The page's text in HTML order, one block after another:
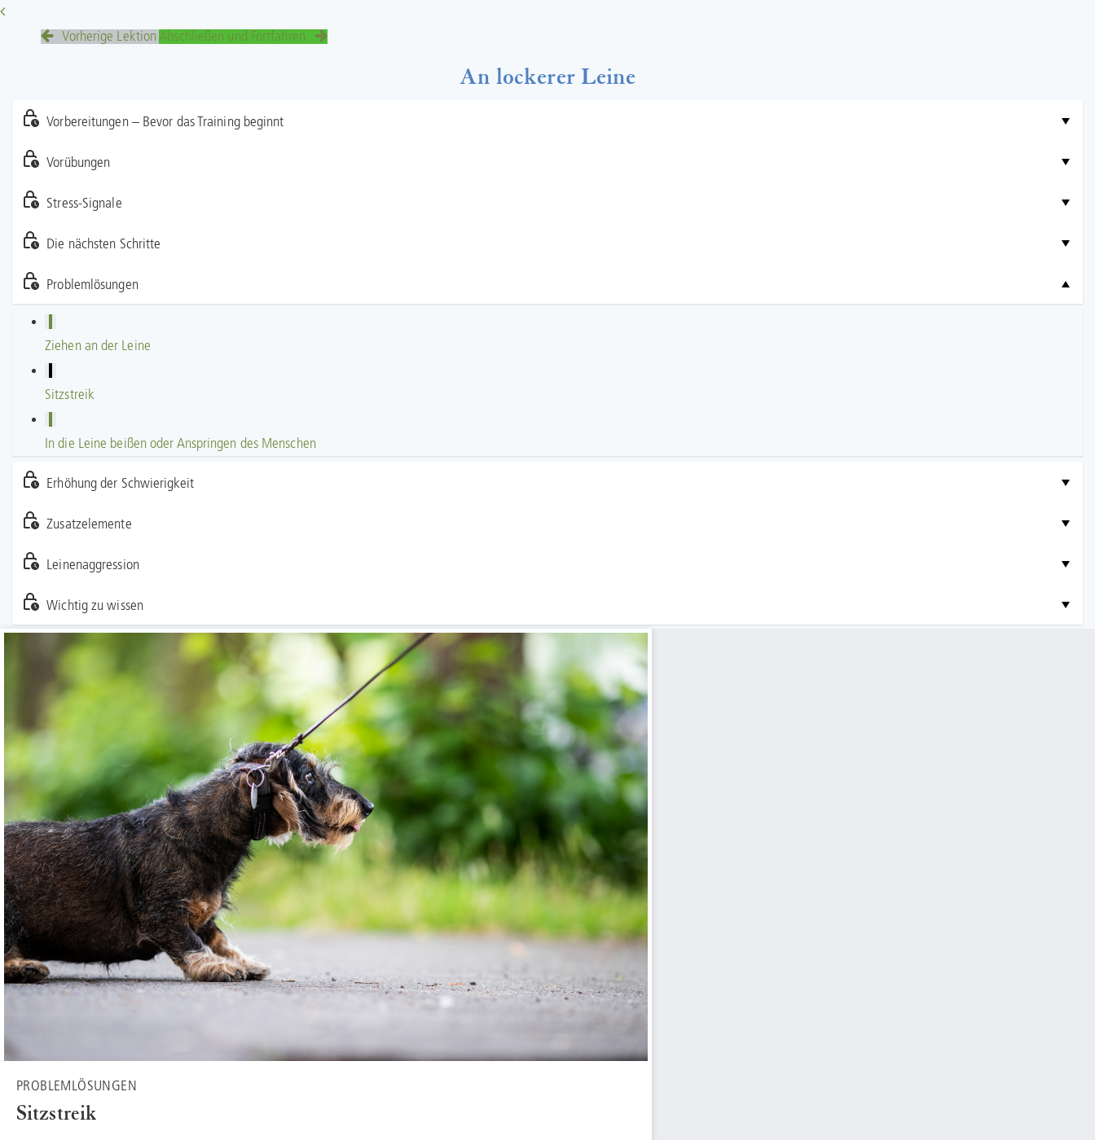
Vorherige Lektion Abschließen und Fortfahren
An lockerer Leine
Vorbereitungen – Bevor das Training beginnt
Vorübungen
Stress-Signale
Die nächsten Schritte
Problemlösungen
Ziehen an der Leine
Sitzstreik
In die Leine beißen oder Anspringen des Menschen
Erhöhung der Schwierigkeit
Zusatzelemente
Leinenaggression
Wichtig zu wissen
PROBLEMLÖSUNGEN
Sitzstreik